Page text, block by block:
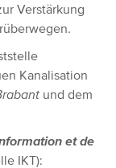
Verstärkung
Kanalisation
und dem
et de
IKT):